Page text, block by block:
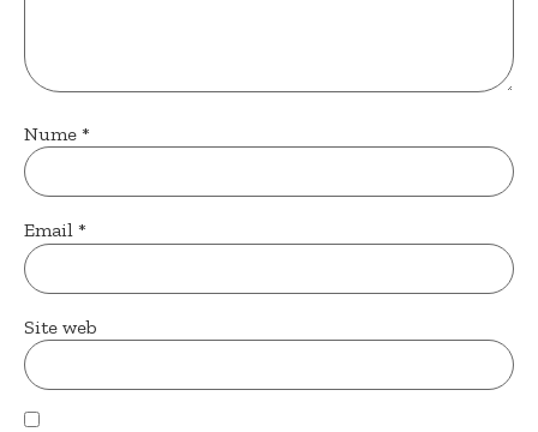
Nume *
Email *
Site web